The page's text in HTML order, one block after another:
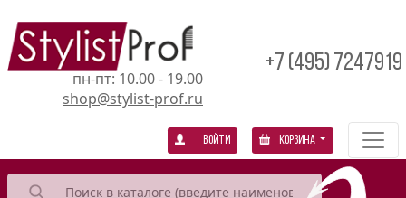
пн-пт: 10.00 - 19.00
shop@stylist-prof.ru
+7 (495) 7247919
Войти Корзина